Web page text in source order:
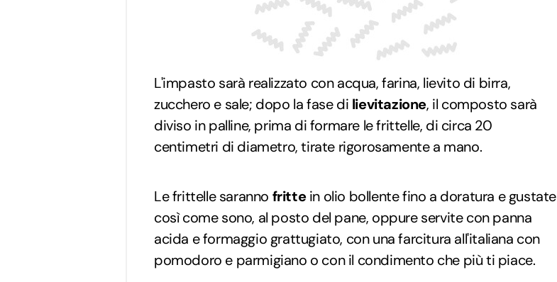
L'impasto sarà realizzato con acqua, farina, lievito di birra,
zucchero e sale; dopo la fase di lievitazione, il composto sarà
diviso in palline, prima di formare le frittelle, di circa 20
centimetri di diametro, tirate rigorosamente a mano.
Le frittelle saranno frittein olio bollente fino a doratura e gustate
così come sono, al posto del pane, oppure servite con panna
acida e formaggio grattugiato, con una farcitura all'italiana con
pomodoro e parmigiano o con il condimento che più ti piace.